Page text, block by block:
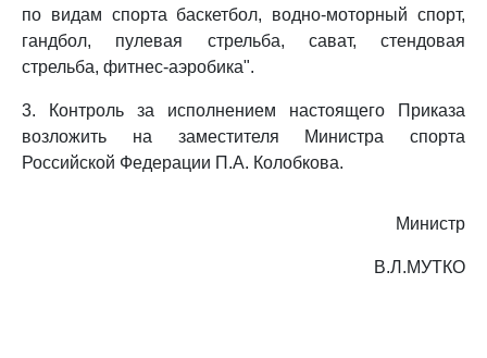
по видам спорта баскетбол, водно-моторный спорт,
гандбол, пулевая стрельба, сават, стендовая
стрельба, фитнес-аэробика".
3. Контроль за исполнением настоящего Приказа
возложить на заместителя Министра спорта
Российской Федерации П.А. Колобкова.
Министр
В.Л.МУТКО